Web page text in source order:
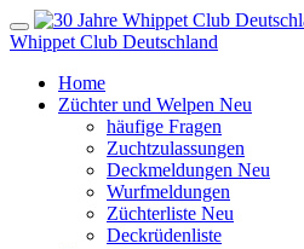
Whippet Club Deutschland
Home
Züchter und Welpen Neu
häufige Fragen
Zuchtzulassungen
Deckmeldungen Neu
Wurfmeldungen
Züchterliste Neu
Deckrüdenliste